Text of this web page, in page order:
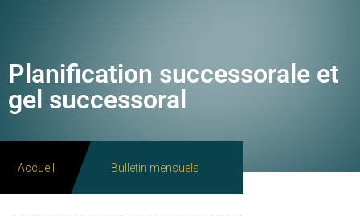
Planification successorale et
gel successoral
Accueil Bulletin mensuels